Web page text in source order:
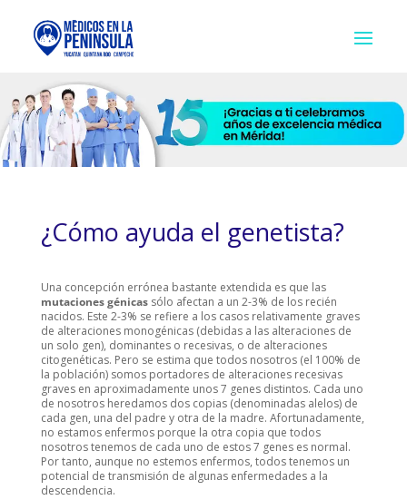
¿Cómo ayuda el genetista?
Una concepción errónea bastante extendida es que las
mutaciones génicassólo afectan a un 2-3% de los recién
nacidos. Este 2-3% se refiere a los casos relativamente graves
de alteraciones monogénicas (debidas a las alteraciones de
un solo gen), dominantes o recesivas, o de alteraciones
citogenéticas. Pero se estima que todos nosotros (el 100% de
la población) somos portadores de alteraciones recesivas
graves en aproximadamente unos 7 genes distintos. Cada uno
de nosotros heredamos dos copias (denominadas alelos) de
cada gen, una del padre y otra de la madre. Afortunadamente,
no estamos enfermos porque la otra copia que todos
nosotros tenemos de cada uno de estos 7 genes es normal.
Por tanto, aunque no estemos enfermos, todos tenemos un
potencial de transmisión de algunas enfermedades a la
descendencia.